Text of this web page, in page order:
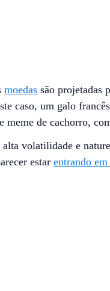
moedas são projetadas
caso, um galo
meme de cachorro,
volatilidade e
estar entrando